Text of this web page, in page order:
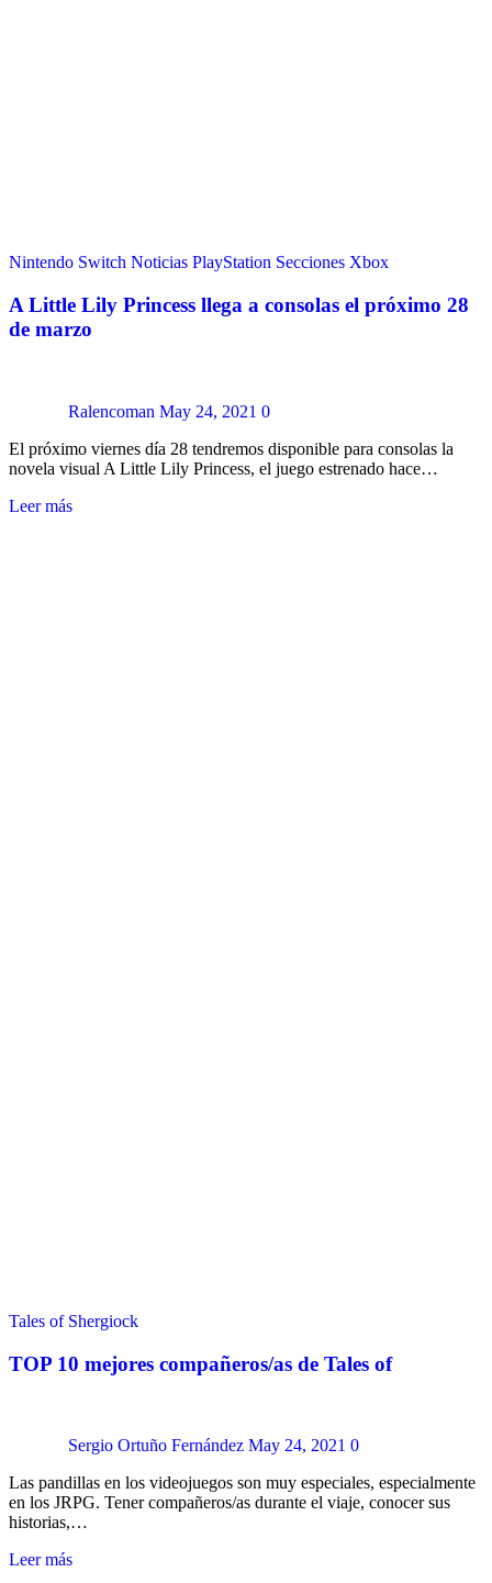
Nintendo Switch Noticias PlayStation Secciones Xbox
A Little Lily Princess llega a consolas el próximo 28
de marzo
Ralencoman May 24, 2021 0
El próximo viernes día 28 tendremos disponible para consolas la
novela visual A Little Lily Princess, el juego estrenado hace…
Leer más
Tales of Shergiock
TOP 10 mejores compañeros/as de Tales of
Sergio Ortuño Fernández May 24, 2021 0
Las pandillas en los videojuegos son muy especiales, especialmente
en los JRPG. Tener compañeros/as durante el viaje, conocer sus
historias,…
Leer más